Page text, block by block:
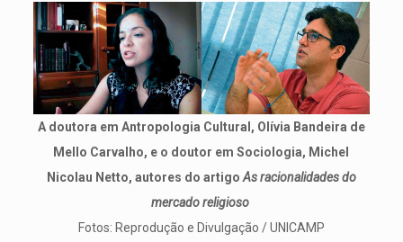
A doutora em Antropologia Cultural, Olívia Bandeira de
Mello Carvalho, e o doutor em Sociologia, Michel
Nicolau Netto, autores do artigo As racionalidades do
mercado religioso
Fotos: Reprodução e Divulgação / UNICAMP